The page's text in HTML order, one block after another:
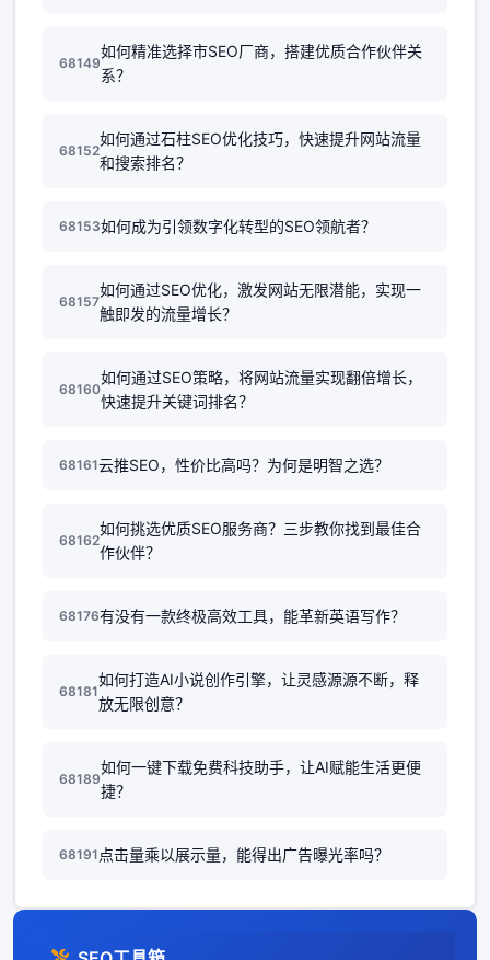
68149
如何精准选择市SEO厂商，搭建优质合作伙伴关
系？
68152
如何通过石柱SEO优化技巧，快速提升网站流量
和搜索排名？
68153如何成为引领数字化转型的SEO领航者？
68157
如何通过SEO优化，激发网站无限潜能，实现一
触即发的流量增长？
68160
如何通过SEO策略，将网站流量实现翻倍增长，
快速提升关键词排名？
68161云推SEO，性价比高吗？为何是明智之选？
68162
如何挑选优质SEO服务商？三步教你找到最佳合
作伙伴？
68176有没有一款终极高效工具，能革新英语写作？
68181
如何打造AI小说创作引擎，让灵感源源不断，释
放无限创意？
68189
如何一键下载免费科技助手，让AI赋能生活更便
捷？
68191 点击量乘以展示量，能得出广告曝光率吗？